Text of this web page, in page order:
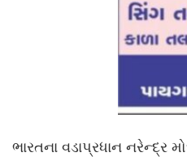
ભારતના વડાપ્રધાન નરેન્દ્ર